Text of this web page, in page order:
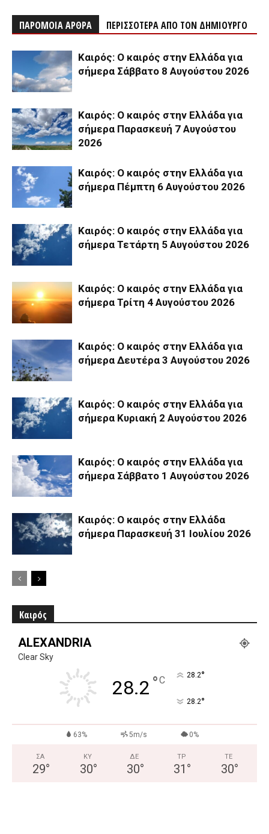
ΠΑΡΟΜΟΙΑ ΑΡΘΡΑ ΠΕΡΙΣΣΟΤΕΡΑ ΑΠΟ ΤΟΝ ΔΗΜΙΟΥΡΓΟ
Καιρός: Ο καιρός στην Ελλάδα για
σήμερα Σάββατο 8 Αυγούστου 2026
Καιρός: Ο καιρός στην Ελλάδα για
σήμερα Παρασκευή 7 Αυγούστου
2026
Καιρός: Ο καιρός στην Ελλάδα για
σήμερα Πέμπτη 6 Αυγούστου 2026
Καιρός: Ο καιρός στην Ελλάδα για
σήμερα Τετάρτη 5 Αυγούστου 2026
Καιρός: Ο καιρός στην Ελλάδα για
σήμερα Τρίτη 4 Αυγούστου 2026
Καιρός: Ο καιρός στην Ελλάδα για
σήμερα Δευτέρα 3 Αυγούστου 2026
Καιρός: Ο καιρός στην Ελλάδα για
σήμερα Κυριακή 2 Αυγούστου 2026
Καιρός: Ο καιρός στην Ελλάδα για
σήμερα Σάββατο 1 Αυγούστου 2026
Καιρός: Ο καιρός στην Ελλάδα
σήμερα Παρασκευή 31 Ιουλίου 2026
Καιρός
ALEXANDRIA
Clear Sky
28.2 °C 28.2°
28.2°
63% 5m/s 0%
ΣΑ
29°
ΚΥ
30°
ΔΕ
30°
ΤΡ
31 °
ΤΕ
30°